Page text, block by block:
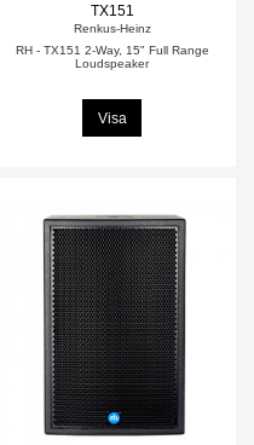
TX151
Renkus-Heinz
RH - TX151 2-Way, 15" Full Range
Loudspeaker
Visa